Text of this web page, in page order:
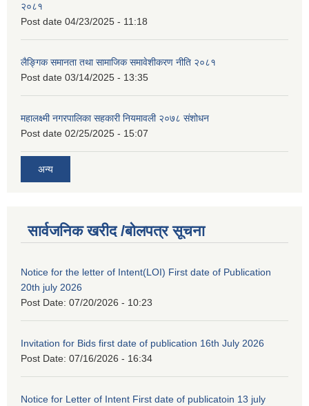
२०८१
Post date 04/23/2025 - 11:18
लैङ्गिक समानता तथा सामाजिक समावेशीकरण नीति २०८१
Post date 03/14/2025 - 13:35
महालक्ष्मी नगरपालिका सहकारी नियमावली २०७८ संशोधन
Post date 02/25/2025 - 15:07
अन्य
सार्वजनिक खरीद /बोलपत्र सूचना
Notice for the letter of Intent(LOI) First date of Publication
20th july 2026
Post Date: 07/20/2026 - 10:23
Invitation for Bids first date of publication 16th July 2026
Post Date: 07/16/2026 - 16:34
Notice for Letter of Intent First date of publicatoin 13 july